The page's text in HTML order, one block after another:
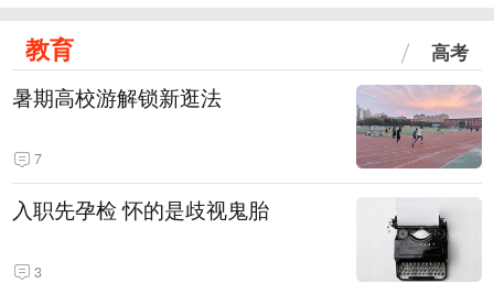
教育 高考
暑期高校游解锁新逛法
7
入职先孕检 怀的是歧视鬼胎
3